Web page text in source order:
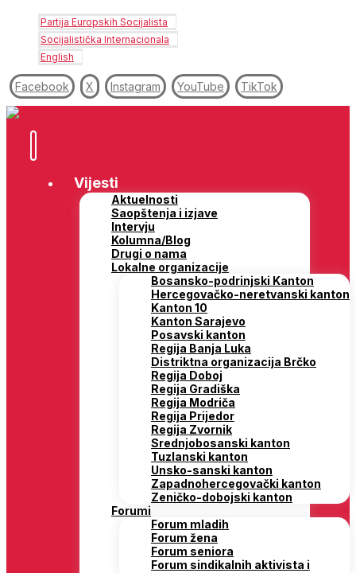
Partija Europskih Socijalista
Socijalistička Internacionala
English
Facebook X Instagram YouTube TikTok
Vijesti
Aktuelnosti
Saopštenja i izjave
Intervju
Kolumna/Blog
Drugi o nama
Lokalne organizacije
Bosansko-podrinjski Kanton
Hercegovačko-neretvanski kanton
Kanton 10
Kanton Sarajevo
Posavski kanton
Regija Banja Luka
Distriktna organizacija Brčko
Regija Doboj
Regija Gradiška
Regija Modriča
Regija Prijedor
Regija Zvornik
Srednjobosanski kanton
Tuzlanski kanton
Unsko-sanski kanton
Zapadnohercegovački kanton
Zeničko-dobojski kanton
Forumi
Forum mladih
Forum žena
Forum seniora
Forum sindikalnih aktivista i